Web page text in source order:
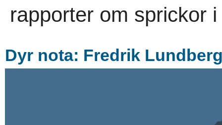
rapporter om sprickor
Dyr nota: Fredrik